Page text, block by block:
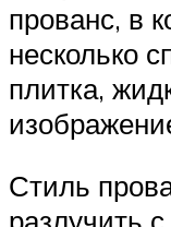
прованс, в
несколько
плитка,
Стиль